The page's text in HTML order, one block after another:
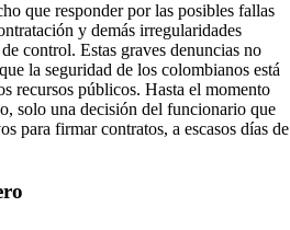
que responder por las posibles fallas
y demás irregularidades
control. Estas graves denuncias no
la seguridad de los colombianos está
recursos públicos. Hasta el momento
solo una decisión del funcionario que
para firmar contratos, a escasos días de